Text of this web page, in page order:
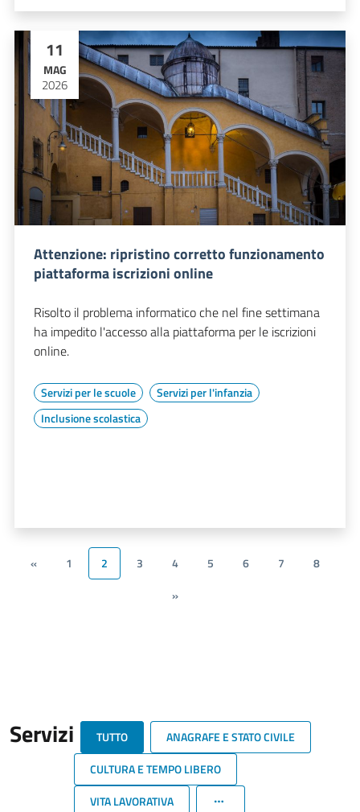
11
MAG
2026
Attenzione: ripristino corretto funzionamento
piattaforma iscrizioni online
Risolto il problema informatico che nel fine settimana
ha impedito l'accesso alla piattaforma per le iscrizioni
online.
Servizi per le scuole
Servizi per l'infanzia
Inclusione scolastica
« 1 2 3 4 5 6 7
8
»
Servizi TUTTO
ANAGRAFE E STATO CIVILE
CULTURA E TEMPO LIBERO
VITA LAVORATIVA